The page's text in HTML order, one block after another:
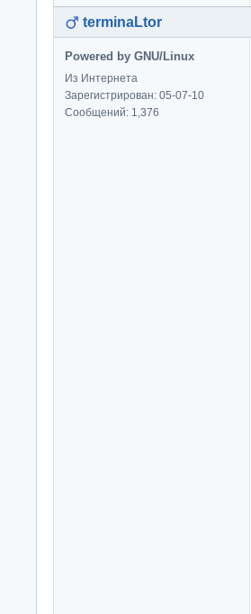
terminaLtor
Powered by GNU/Linux
Из Интернета
Зарегистрирован: 05-07-10
Сообщений: 1,376